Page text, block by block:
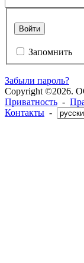
Войти
Запомнить
Забыли пароль?
Copyright ©2026.
Приватность -
Контакты -